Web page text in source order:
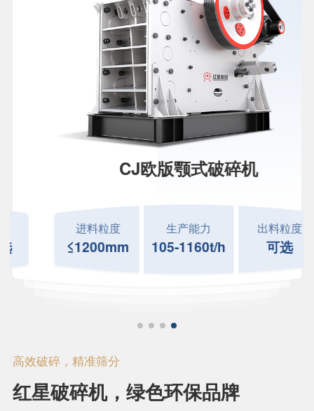
CJ欧版颚式破碎机
进料粒度
≤1200mm
生产能力
105-1160t/h
出料粒度
高效破碎，精准筛分
红星破碎机，绿色环保品牌